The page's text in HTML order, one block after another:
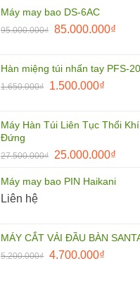
110.000.000₫.
Máy may bao DS-6AC
95.000.000₫ Giá
95.000.000₫.
85.000.000₫Giá
là:
Hàn miệng túi nhấn tay PFS-
1.650.000₫
Giá
1.650.000₫.
1.500.000₫Giá
là:
Máy Hàn Túi Liên Tục Thổi
Đứng
27.500.000₫
Giá
là:
25.000.000₫Giá
tại
Máy may bao PIN Haikani
Liên hệ
MÁY CẮT VẢI ĐẦU BÀN
5.200.000₫ Giá
4.700.000₫Giá